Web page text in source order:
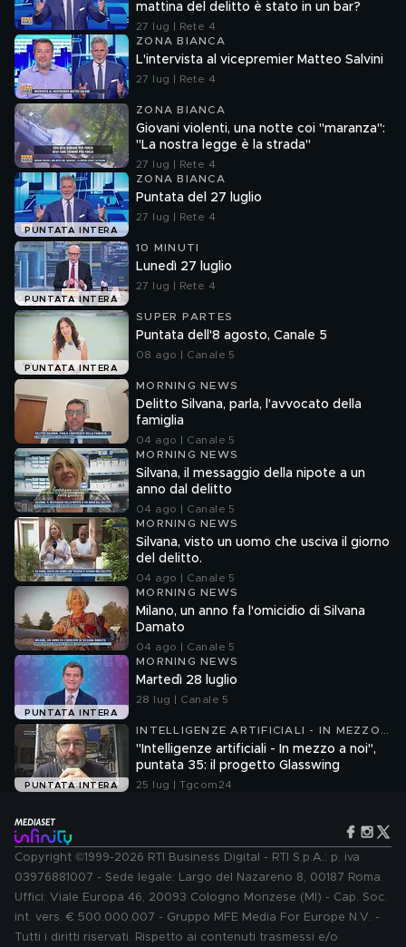
mattina del delitto è stato in un bar?
27 lug | Rete 4
ZONA BIANCA
L'intervista al vicepremier Matteo Salvini
27 lug | Rete 4
ZONA BIANCA
Giovani violenti, una notte coi "maranza":
"La nostra legge è la strada"
27 lug | Rete 4
PUNTATA INTERA
ZONA BIANCA
Puntata del 27 luglio
27 lug | Rete 4
PUNTATA INTERA
10 MINUTI
Lunedì 27 luglio
27 lug | Rete 4
PUNTATA INTERA
SUPER PARTES
Puntata dell'8 agosto, Canale 5
08 ago | Canale 5
MORNING NEWS
Delitto Silvana, parla, l'avvocato della
famiglia
04 ago | Canale 5
MORNING NEWS
Silvana, il messaggio della nipote a un
anno dal delitto
04 ago | Canale 5
MORNING NEWS
Silvana, visto un uomo che usciva il giorno
del delitto.
04 ago | Canale 5
MORNING NEWS
Milano, un anno fa l'omicidio di Silvana
Damato
04 ago | Canale 5
PUNTATA INTERA
MORNING NEWS
Martedì 28 luglio
28 lug | Canale 5
PUNTATA INTERA
INTELLIGENZE ARTIFICIALI - IN MEZZO
A NOI
"Intelligenze artificiali - In mezzo a noi",
puntata 35: il progetto Glasswing
25 lug | Tgcom24
Copyright ©1999-2026 RTI Business Digital - RTI S.p.A.: p. iva
03976881007 - Sede legale: Largo del Nazareno 8, 00187 Roma.
Uffici: Viale Europa 46, 20093 Cologno Monzese (MI) - Cap. Soc.
int. vers. € 500.000.007 - Gruppo MFE Media For Europe N.V. -
Tutti i diritti riservati. Rispetto ai contenuti trasmessi e/o